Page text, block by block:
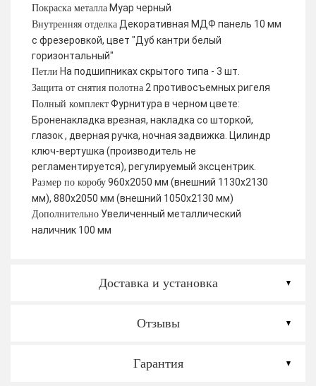
Покраска металла Муар черный
Внутренняя отделка Декоративная МДФ панель 10 мм
с фрезеровкой, цвет "Дуб кантри белый
горизонтальный"
Петли На подшипниках скрытого типа - 3 шт.
Защита от снятия полотна 2 противосъемных ригеля
Полный комплект Фурнитура в черном цвете:
Броненакладка врезная, накладка со шторкой,
глазок , дверная ручка, ночная задвижка. Цилиндр
ключ-вертушка (производитель не
регламентируется), регулируемый эксцентрик.
Размер по коробу 960х2050 мм (внешний 1130х2130
мм), 880х2050 мм (внешний 1050х2130 мм)
Дополнительно Увеличенный металлический
наличник 100 мм
Доставка и установка
Отзывы
Гарантия